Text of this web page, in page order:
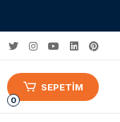
0
SEPETİM